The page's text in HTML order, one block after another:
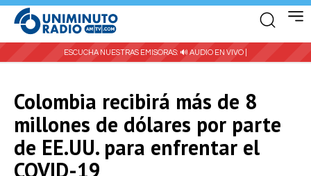
ESCUCHA NUESTRAS EMISORAS: 🔊 AUDIO EN VIVO |
Colombia recibirá más de 8
millones de dólares por parte
de EE.UU. para enfrentar el
COVID-19